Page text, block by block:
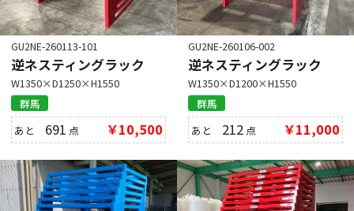
GU2NE-260113-101
逆ネスティングラック
W1350×D1250×H1550
群馬
あと 691 点 ￥10,500
GU2NE-260106-002
逆ネスティングラック
W1350×D1200×H1550
群馬
あと 212 点 ￥11,000